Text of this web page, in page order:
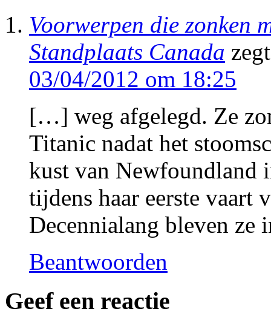
Voorwerpen die zonken
Standplaats Canada
03/04/2012 om 18:25
[…] weg afgelegd. Ze
Titanic nadat het
kust van Newfoundland
tijdens haar eerste vaart
Decennialang bleven
Beantwoorden
Geef een reactie